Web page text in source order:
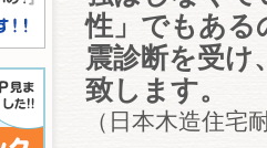
性」でもある
震診断を受け
致します。
（日本木造住